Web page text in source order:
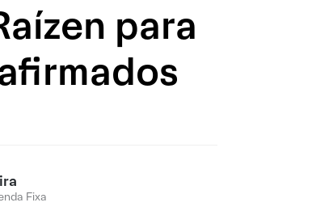
para
afirmados
Fixa